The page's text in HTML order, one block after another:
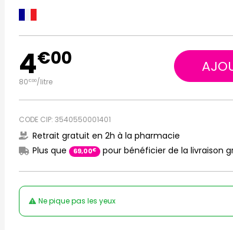
4€00
80€00/litre
CODE CIP: 3540550001401
Retrait gratuit en 2h à la pharmacie
Plus que
69,00€ pour bénéficier de la livraison
Ne pique pas les yeux